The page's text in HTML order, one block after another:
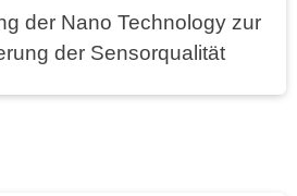
der Nano Technology zur
der Sensorqualität